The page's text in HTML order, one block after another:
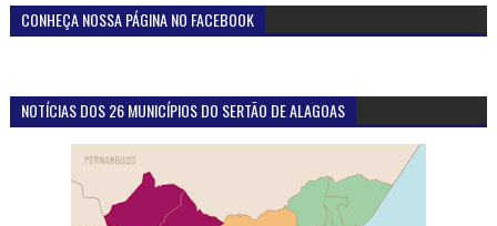
CONHEÇA NOSSA PÁGINA NO FACEBOOK
NOTÍCIAS DOS 26 MUNICÍPIOS DO SERTÃO DE ALAGOAS